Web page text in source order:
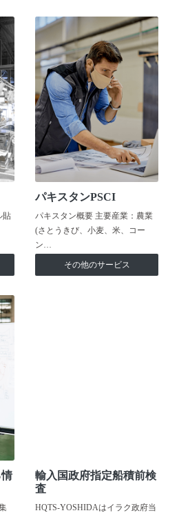
貼
パキスタンPSCI
パキスタン概要 主要産業：農業
(さとうきび、小麦、米、コー
ン…
その他のサービス
輸入国政府指定船積前検
査
HQTS-YOSHIDAはイラク政府当